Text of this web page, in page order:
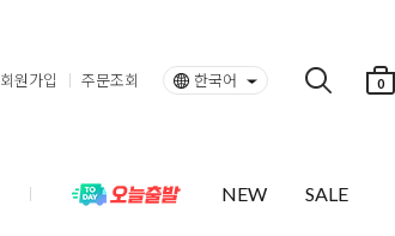
회원가입 주문조회 한국어 0
NEW SALE